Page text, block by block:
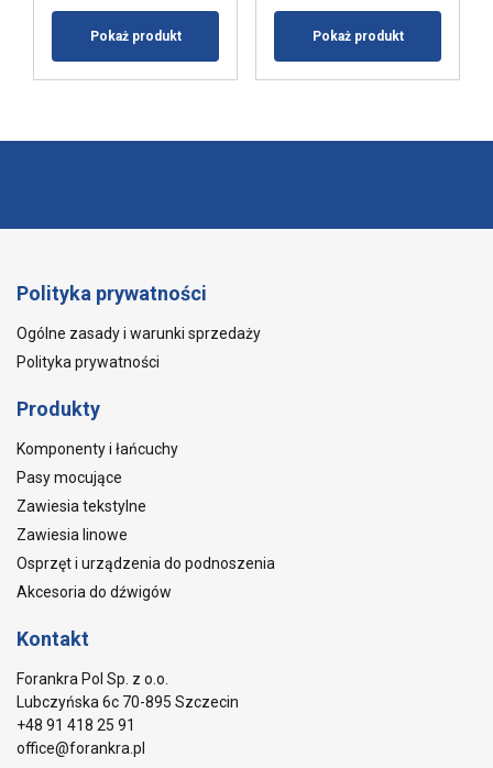
Pokaż produkt Pokaż produkt
Polityka prywatności
Ogólne zasady i warunki sprzedaży
Polityka prywatności
Produkty
Komponenty i łańcuchy
Pasy mocujące
Zawiesia tekstylne
Zawiesia linowe
Osprzęt i urządzenia do podnoszenia
Akcesoria do dźwigów
Kontakt
Forankra Pol Sp. z o.o.
Lubczyńska 6c 70-895 Szczecin
+48 91 418 25 91
office@forankra.pl